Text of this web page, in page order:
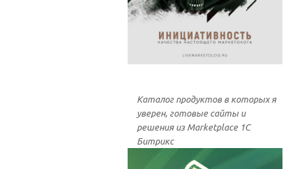
Каталог продуктов в которых я
уверен, готовые сайты и
решения из Marketplace 1С
Битрикс